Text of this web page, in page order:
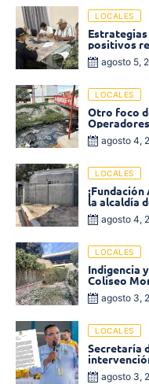
LOCALES
Estrategias
positivos
disminuyó
agosto 5,
LOCALES
Otro foco
de la calle
agosto 4,
LOCALES
la alcaldía
limpieza de
agosto 4,
LOCALES
Indigencia
Coliseo
inmediata!
agosto 3,
LOCALES
Secretaría
deagosto 3,